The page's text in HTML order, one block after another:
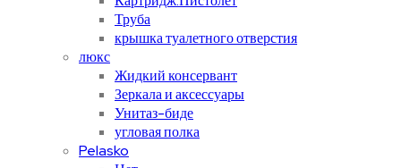
Труба
крышка туалетного отверстия
люкс
Жидкий консервант
Зеркала и аксессуары
Унитаз-биде
угловая полка
Pelasko